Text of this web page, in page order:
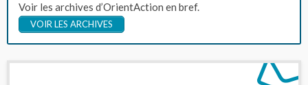
Voir les archives d’OrientAction en bref.
VOIR LES ARCHIVES